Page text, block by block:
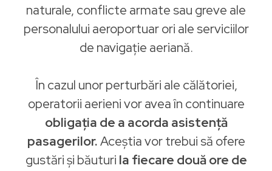
naturale, conflicte armate sau greve ale
personalului aeroportuar ori ale serviciilor
de navigație aeriană.
În cazul unor perturbări ale călătoriei,
operatorii aerieni vor avea în continuare
obligația de a acorda asistență
pasagerilor.Aceștia vor trebui să ofere
gustări și băuturi la fiecare două ore de